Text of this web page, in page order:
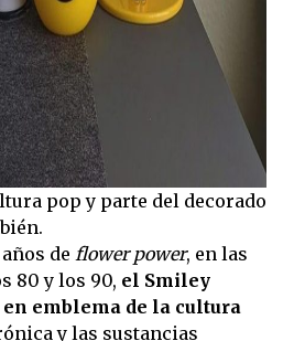
pop y parte del decorado
de flower power, en las
80 y los 90, el Smiley
emblema de la cultura
y las sustancias